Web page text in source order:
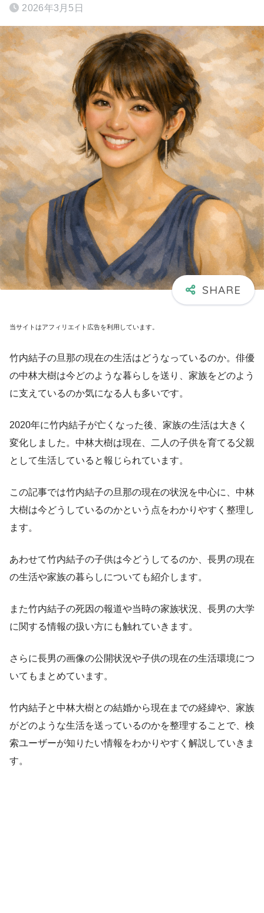
2026年3月5日
当サイトはアフィリエイト広告を利用しています。
竹内結子の旦那の現在の生活はどうなっているのか。俳優
の中林大樹は今どのような暮らしを送り、家族をどのよう
に支えているのか気になる人も多いです。
2020年に竹内結子が亡くなった後、家族の生活は大きく
変化しました。中林大樹は現在、二人の子供を育てる父親
として生活していると報じられています。
この記事では竹内結子の旦那の現在の状況を中心に、中林
大樹は今どうしているのかという点をわかりやすく整理し
ます。
あわせて竹内結子の子供は今どうしてるのか、長男の現在
の生活や家族の暮らしについても紹介します。
また竹内結子の死因の報道や当時の家族状況、長男の大学
に関する情報の扱い方にも触れていきます。
さらに長男の画像の公開状況や子供の現在の生活環境につ
いてもまとめています。
竹内結子と中林大樹との結婚から現在までの経緯や、家族
がどのような生活を送っているのかを整理することで、検
索ユーザーが知りたい情報をわかりやすく解説していきま
す。